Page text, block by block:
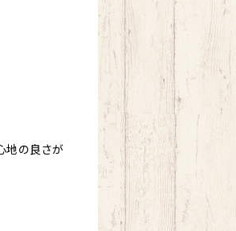
地の良さが